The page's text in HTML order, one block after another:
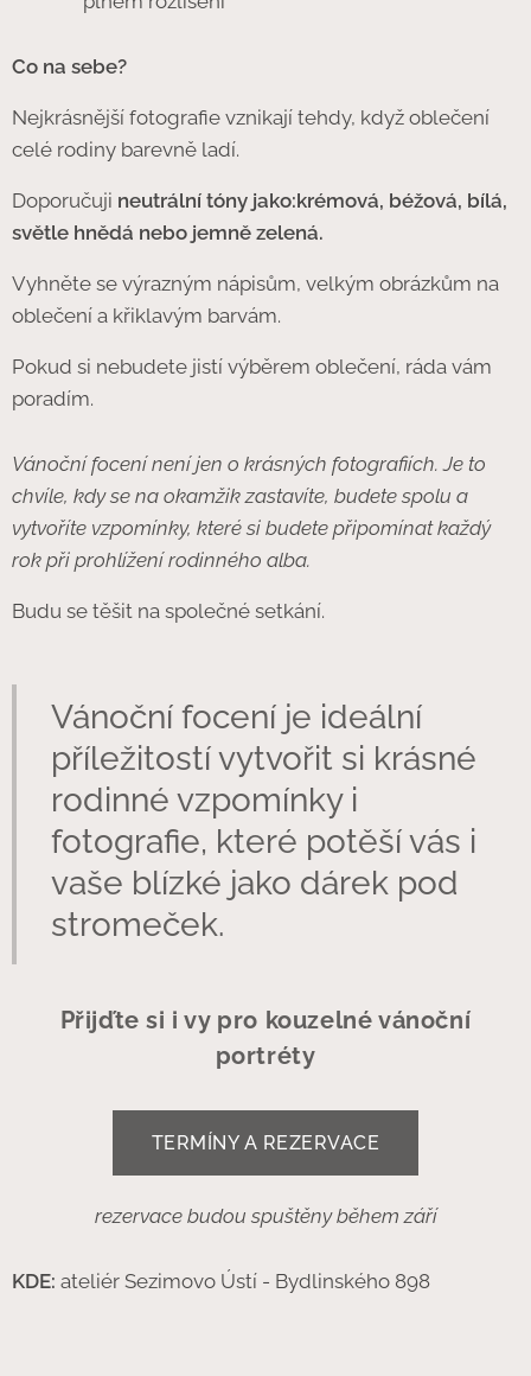
Co na sebe?
Nejkrásnější fotografie vznikají tehdy, když oblečení
celé rodiny barevně ladí.
Doporučuji neutrální tóny jako:krémová, béžová, bílá,
světle hnědá nebo jemně zelená.
Vyhněte se výrazným nápisům, velkým obrázkům na
oblečení a křiklavým barvám.
Pokud si nebudete jistí výběrem oblečení, ráda vám
poradím.
Vánoční focení není jen o krásných fotografiích. Je to
chvíle, kdy se na okamžik zastavíte, budete spolu a
vytvoříte vzpomínky, které si budete připomínat každý
rok při prohlížení rodinného alba.
Budu se těšit na společné setkání.
Vánoční focení je ideální
příležitostí vytvořit si krásné
rodinné vzpomínky i
fotografie, které potěší vás i
vaše blízké jako dárek pod
stromeček.
Přijďte si i vy pro kouzelné vánoční
portréty
TERMÍNY A REZERVACE
rezervace budou spuštěny během září
KDE: ateliér Sezimovo Ústí - Bydlinského 898